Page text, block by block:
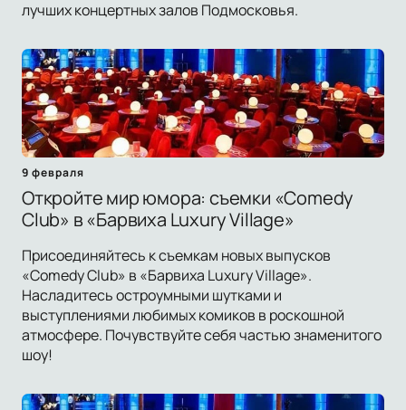
лучших концертных залов Подмосковья.
9 февраля
Откройте мир юмора: съемки «Comedy
Club» в «Барвиха Luxury Village»
Присоединяйтесь к съемкам новых выпусков
«Comedy Club» в «Барвиха Luxury Village».
Насладитесь остроумными шутками и
выступлениями любимых комиков в роскошной
атмосфере. Почувствуйте себя частью знаменитого
шоу!